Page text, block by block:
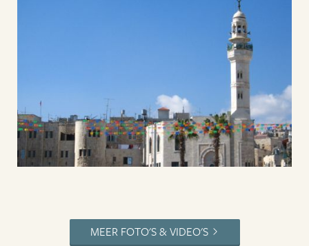
MEER FOTO'S & VIDEO'S